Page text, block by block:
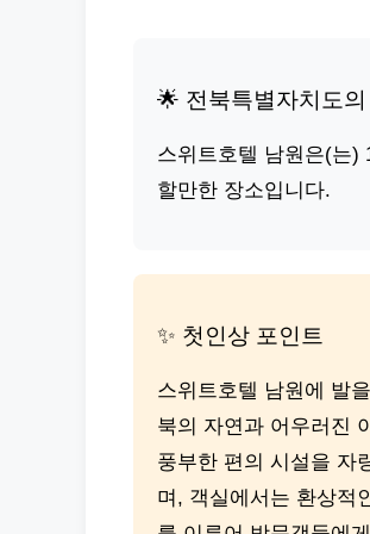
🌟 전북특별자치도
스위트호텔 남원은(는)
할만한 장소입니다.
✨ 첫인상 포인트
스위트호텔 남원에 발
북의 자연과 어우러진
풍부한 편의 시설을 자
며, 객실에서는 환상적